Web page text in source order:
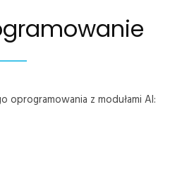
oprogramowania z modułami AI: